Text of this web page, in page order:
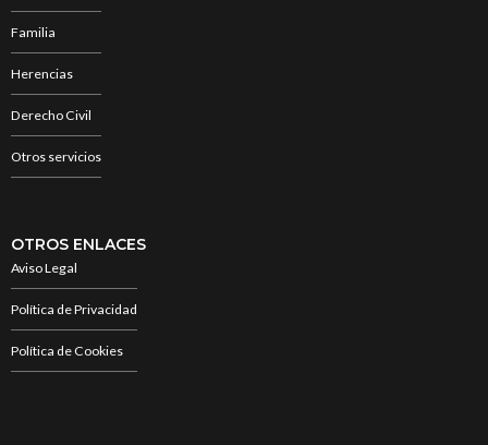
Familia
Herencias
Derecho Civil
Otros servicios
OTROS ENLACES
Aviso Legal
Política de Privacidad
Política de Cookies